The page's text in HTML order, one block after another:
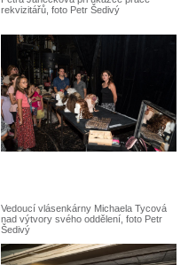
rekvizitářů, foto Petr Šedivý
Vedoucí vlásenkárny Michaela Tycová
nad výtvory svého oddělení, foto Petr
Šedivý